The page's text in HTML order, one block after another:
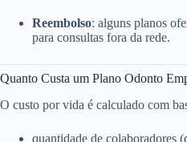
Reembolso: alguns planos
para consultas fora da rede.
Quanto Custa um Plano Odonto
O custo por vida é calculado com
quantidade de colaboradores